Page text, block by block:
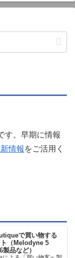
す。早期に情報
情報 をご活用く
で買い物する
（Melodyne 5
品など）